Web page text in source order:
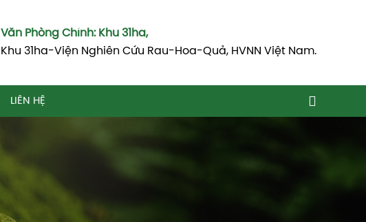
Văn Phòng Chính: Khu 31ha,
Khu 31ha-Viện Nghiên Cứu Rau-Hoa-Quả, HVNN Việt Nam.
LIÊN HỆ